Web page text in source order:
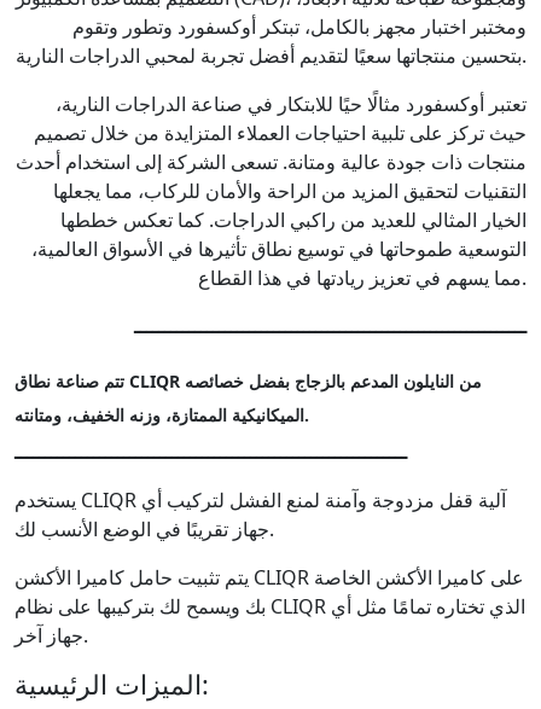
ومختبر اختبار مجهز بالكامل، تبتكر أوكسفورد وتطور وتقوم
بتحسين منتجاتها سعيًا لتقديم أفضل تجربة لمحبي الدراجات النارية.
تعتبر أوكسفورد مثالًا حيًا للابتكار في صناعة الدراجات النارية،
حيث تركز على تلبية احتياجات العملاء المتزايدة من خلال تصميم
منتجات ذات جودة عالية ومتانة. تسعى الشركة إلى استخدام أحدث
التقنيات لتحقيق المزيد من الراحة والأمان للركاب، مما يجعلها
الخيار المثالي للعديد من راكبي الدراجات. كما تعكس خططها
التوسعية طموحاتها في توسيع نطاق تأثيرها في الأسواق العالمية،
مما يسهم في تعزيز ريادتها في هذا القطاع.
ـــــــــــــــــــــــــــــــــــــــــــــــــــــــــــــــــ
تتم صناعة نطاق CLIQR من النايلون المدعم بالزجاج بفضل خصائصه
الميكانيكية الممتازة، وزنه الخفيف، ومتانته.
ـــــــــــــــــــــــــــــــــــــــــــــــــــــــــــــــــ
يستخدم CLIQR آلية قفل مزدوجة وآمنة لمنع الفشل لتركيب أي
جهاز تقريبًا في الوضع الأنسب لك.
يتم تثبيت حامل كاميرا الأكشن CLIQR على كاميرا الأكشن الخاصة
بك ويسمح لك بتركيبها على نظام CLIQR الذي تختاره تمامًا مثل أي
جهاز آخر.
الميزات الرئيسية: